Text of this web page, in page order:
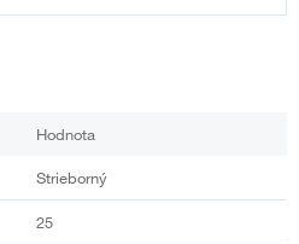
Hodnota
Strieborný
25